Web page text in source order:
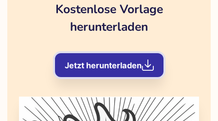
Kostenlose Vorlage
herunterladen
Jetzt herunterladen